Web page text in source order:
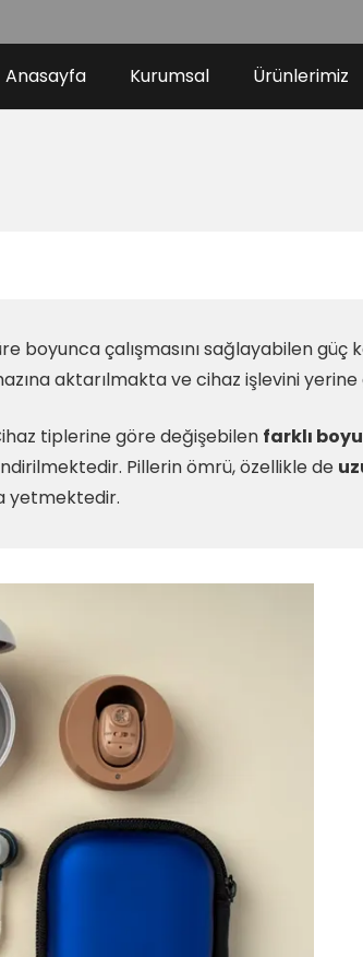
Anasayfa Kurumsal Ürünlerimiz
boyunca çalışmasını sağlayabilen
aktarılmakta ve cihaz işlevini
tiplerine göre değişebilen farklı
Pillerin ömrü, özellikle de
yetmektedir.